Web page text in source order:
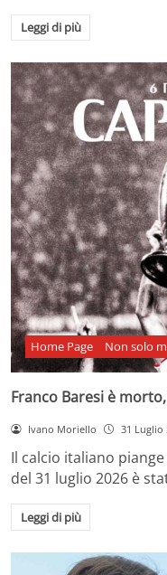
Leggi di più
Home Page Non solo
Franco Baresi è
Ivano Moriello 31 Luglio
Il calcio italiano
del 31 luglio 2026 è
Leggi di più